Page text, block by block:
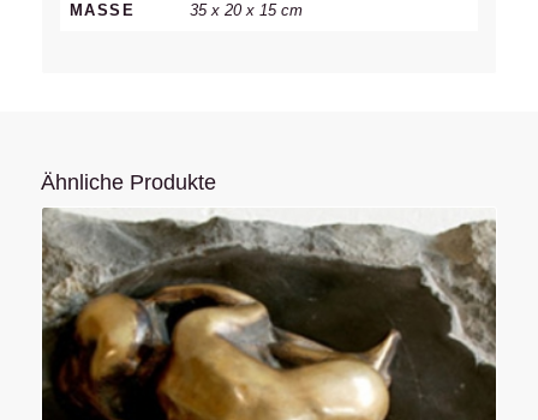
MASSE 35 x 20 x 15 cm
Ähnliche Produkte